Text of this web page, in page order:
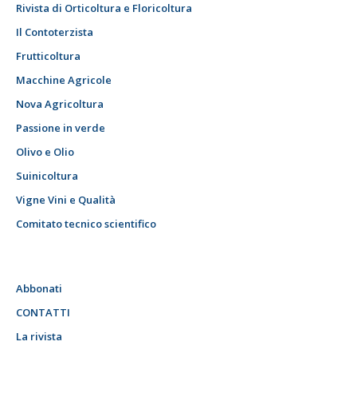
Rivista di Orticoltura e Floricoltura
Il Contoterzista
Frutticoltura
Macchine Agricole
Nova Agricoltura
Passione in verde
Olivo e Olio
Suinicoltura
Vigne Vini e Qualità
Comitato tecnico scientifico
Abbonati
CONTATTI
La rivista